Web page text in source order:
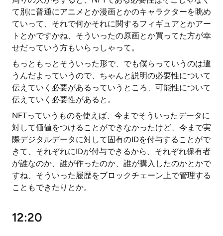
て別に普通にアニメとか漫画とかのキャラクターを眺め
ていって、それで何かそれに関するフィギュアとかアー
トとかですかね、そういったの原画とか買ってた方が幸
せだっていう方もいらっしゃって。
もっともっとそういった形で、でも僕らっていうのは違
うんだよっていうので、ちゃんと説明の必要性について
伝えていく必要があるっていうところ、可能性について
伝えていく必要性があると。
NFTっていうものを使えば、今までそういったデータに
対して価値をつけることができなかったけど、今まで実
際デジタルデータに対して固有のIDを付与することがで
きて、それぞれにIDが付与できるから、それぞれ保有者
が誰なのか、誰が作ったのか、誰が購入したのかとかで
すね、そういった履歴をブロックチェーン上で管理する
こともできたりとか。
12:20